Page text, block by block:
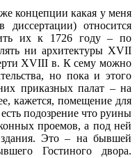
концепции какая у меня
диссертации) относится
их к 1726 году – по
ни архитектуры XVII
XVIII в. К сему можно
но пока и этого
приказных палат – на
кажется, помещение для
подозрение что руины
проемов, а под ней
здания. Это – на бывшей
Гостиного двора.